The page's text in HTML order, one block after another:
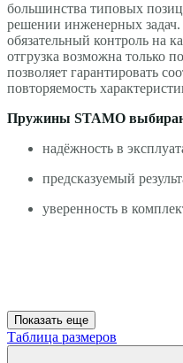
большинства типовых
решении инженерных
обязательный контроль на
отгрузка возможна только
позволяет гарантировать
повторяемость
Пружины STAMO
надёжность в
предсказуемый
уверенность в
Показать еще
Таблица размеров